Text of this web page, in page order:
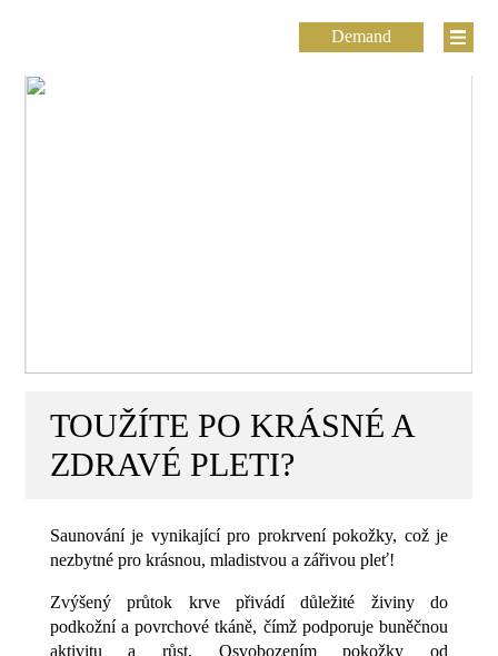
Demand
TOUŽÍTE PO KRÁSNÉ A
ZDRAVÉ PLETI?
Saunování je vynikající pro prokrvení pokožky, což je
nezbytné pro krásnou, mladistvou a zářivou pleť!
Zvýšený průtok krve přivádí důležité živiny do
podkožní a povrchové tkáně, čímž podporuje buněčnou
aktivitu a růst. Osvobozením pokožky od